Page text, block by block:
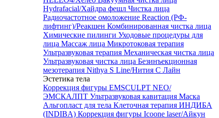
Hydrafacial/Хайдра фешл Чистка лица
Радиочастотное омоложение Reaction (РФ-
лифтинг)/Реакшен Комбинированная чистка лица
Химические пилинги Уходовые процедуры для
лица Массаж лица Микротоковая терапия
Ультразвуковая терапия Механическая чистка лица
Ультразвуковая чистка лица Безинъекционная
мезотерапия Nithya S Line/Нития С Лайн
Эстетика тела
Коррекция фигуры EMSCULPT NEO/
ЭМСКАЛПТ Ультразвуковая кавитация Маска
Альгопласт для тела Клеточная терапия ИНДИБА
(INDIBA) Коррекция фигуры Icoone laser/Айкун